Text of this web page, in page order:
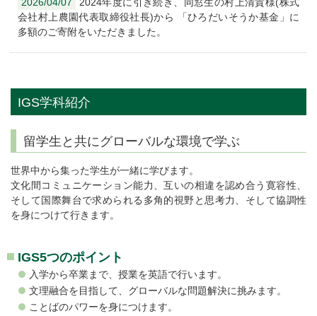
会社村上農園代表取締役社長)から 「ひろだいそうか基金」に
多額のご寄附をいただきました。
IGS学科紹介
留学生と共にグローバルな環境で学ぶ
世界中から集った学生が一緒に学びます。
文化間コミュニケーション能力、互いの相違を認め合う寛容性、
そして国際舞台で求められる多角的視野と思考力、そして協調性
を身につけて行きます。
IGS5つのポイント
入学から卒業まで、授業を英語で行います。
文理融合を目指して、グローバルな問題解決に挑みます。
ことばのパワーを身につけます。